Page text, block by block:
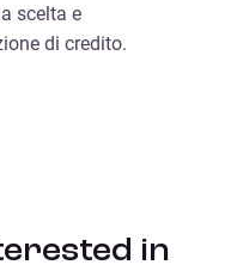
scelta e
di credito.
in